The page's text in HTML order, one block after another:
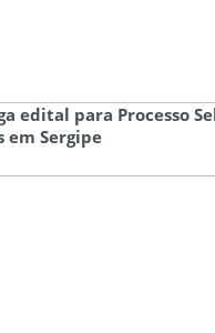
edital para Processo
em Sergipe